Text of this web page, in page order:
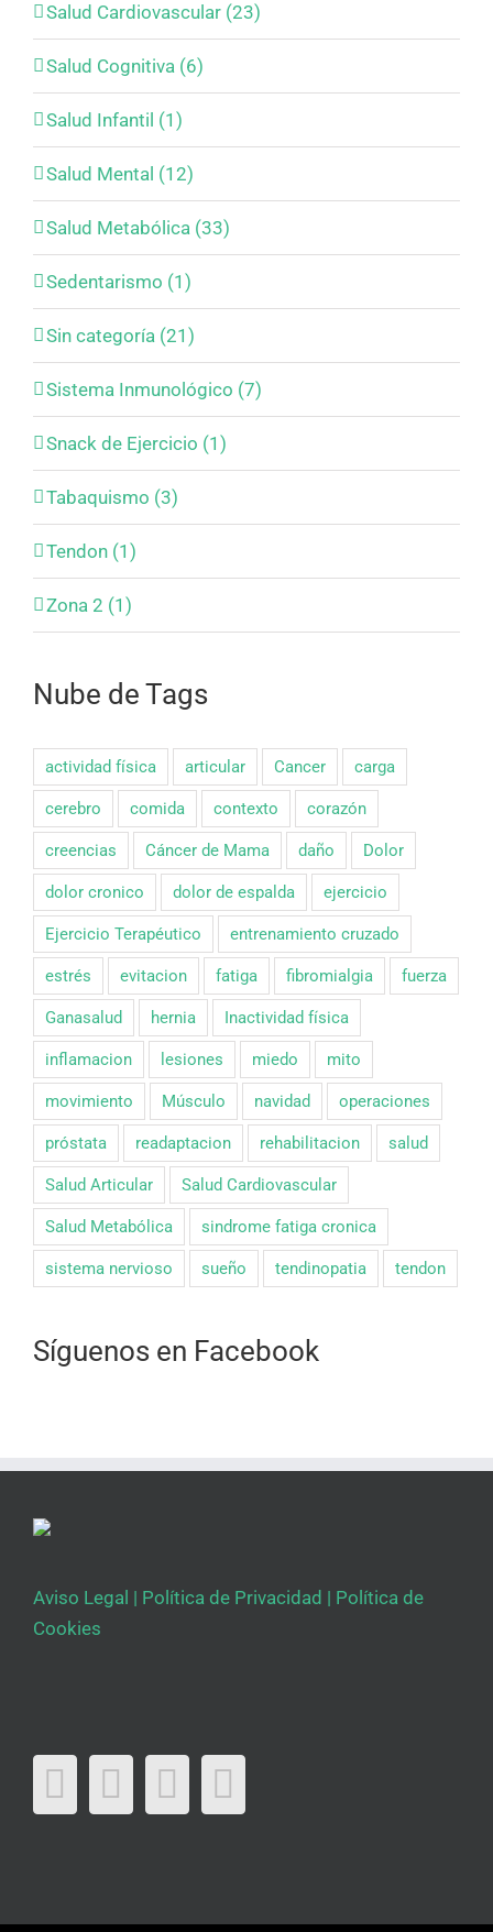
Salud Cardiovascular (23)
Salud Cognitiva (6)
Salud Infantil (1)
Salud Mental (12)
Salud Metabólica (33)
Sedentarismo (1)
Sin categoría (21)
Sistema Inmunológico (7)
Snack de Ejercicio (1)
Tabaquismo (3)
Tendon (1)
Zona 2 (1)
Nube de Tags
actividad física articular Cancer carga
cerebro comida contexto corazón
creencias Cáncer de Mama daño Dolor
dolor cronico dolor de espalda ejercicio
Ejercicio Terapéutico entrenamiento cruzado
estrés evitacion fatiga fibromialgia fuerza
Ganasalud hernia Inactividad física
inflamacion lesiones miedo mito
movimiento Músculo navidad operaciones
próstata readaptacion rehabilitacion salud
Salud Articular Salud Cardiovascular
Salud Metabólica sindrome fatiga cronica
sistema nervioso sueño tendinopatia tendon
Síguenos en Facebook
Aviso Legal | Política de Privacidad | Política de
Cookies